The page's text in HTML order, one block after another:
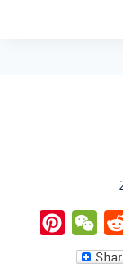
Reddit
WeChat